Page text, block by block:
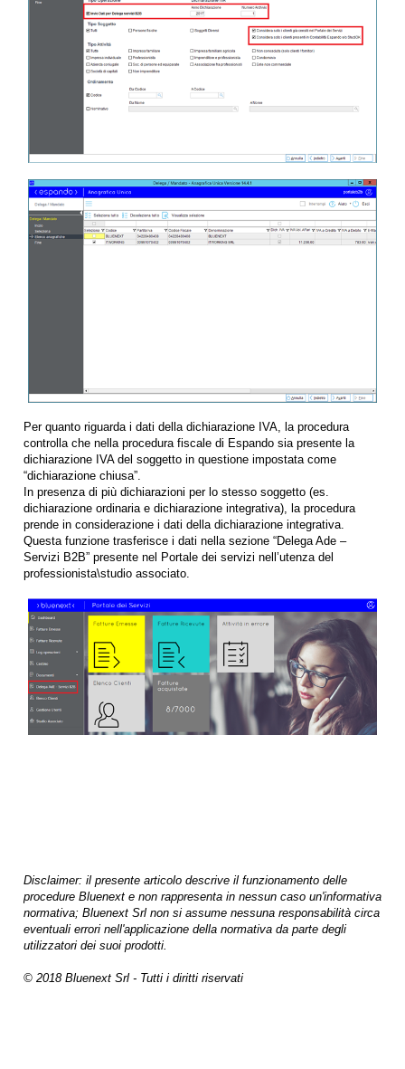
Per quanto riguarda i dati della dichiarazione IVA, la procedura
controlla che nella procedura fiscale di Espando sia presente la
dichiarazione IVA del soggetto in questione impostata come
“dichiarazione chiusa”.
In presenza di più dichiarazioni per lo stesso soggetto (es.
dichiarazione ordinaria e dichiarazione integrativa), la procedura
prende in considerazione i dati della dichiarazione integrativa.
Questa funzione trasferisce i dati nella sezione “Delega Ade –
Servizi B2B” presente nel Portale dei servizi nell’utenza del
professionista\studio associato.
Disclaimer: il presente articolo descrive il funzionamento delle
procedure Bluenext e non rappresenta in nessun caso un'informativa
normativa; Bluenext Srl non si assume nessuna responsabilità circa
eventuali errori nell'applicazione della normativa da parte degli
utilizzatori dei suoi prodotti.
© 2018 Bluenext Srl - Tutti i diritti riservati